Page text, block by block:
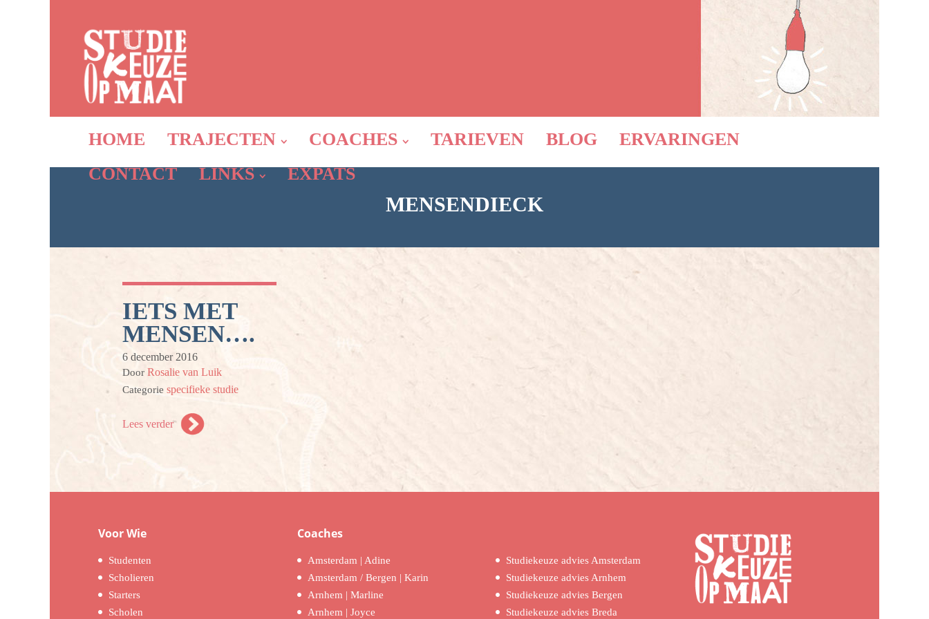
HOME TRAJECTEN COACHES TARIEVEN BLOG
ERVARINGEN
CONTACT
LINKS EXPATS
MENSENDIECK
IETS MET
MENSEN….
6 december 2016
Door Rosalie van Luik
Categorie specifieke studie
Lees verder
Voor Wie
Studenten
Scholieren
Starters
Scholen
Coaches
Amsterdam | Adine
Amsterdam / Bergen | Karin
Arnhem | Marline
Arnhem | Joyce
Studiekeuze advies Amsterdam
Studiekeuze advies Arnhem
Studiekeuze advies Bergen
Studiekeuze advies Breda